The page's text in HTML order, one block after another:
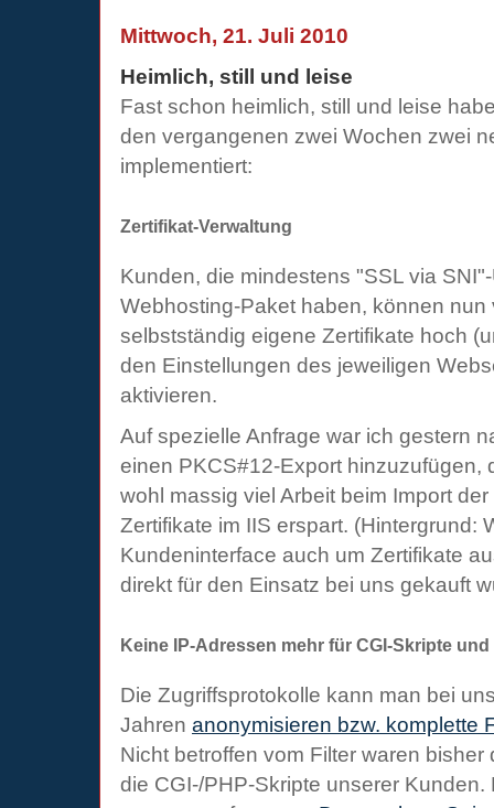
Mittwoch, 21. Juli 2010
Heimlich, still und leise
Fast schon heimlich, still und leise
den vergangenen zwei Wochen zwei
implementiert:
Zertifikat-Verwaltung
Kunden, die mindestens "SSL via
Webhosting-Paket haben, können nun
selbstständig eigene Zertifikate hoch
den Einstellungen des jeweiligen
aktivieren.
Auf spezielle Anfrage war ich gestern
einen PKCS#12-Export hinzuzufügen,
wohl massig viel Arbeit beim Import
Zertifikate im IIS erspart. (Hintergrund:
Kundeninterface auch um Zertifikate
direkt für den Einsatz bei uns gekauft
Keine IP-Adressen mehr für CGI-Skripte
Die Zugriffsprotokolle kann man bei
Jahren anonymisieren bzw. komplette
Nicht betroffen vom Filter waren
die CGI-/PHP-Skripte unserer Kunden.